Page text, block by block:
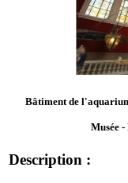
Bâtiment de
Musée
Description :